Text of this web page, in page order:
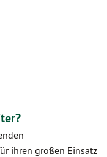
ihren großen Einsatz